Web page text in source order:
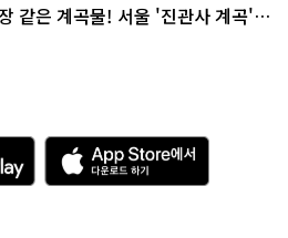
같은 계곡물! 서울 '진관사 계곡'이
A
p
p